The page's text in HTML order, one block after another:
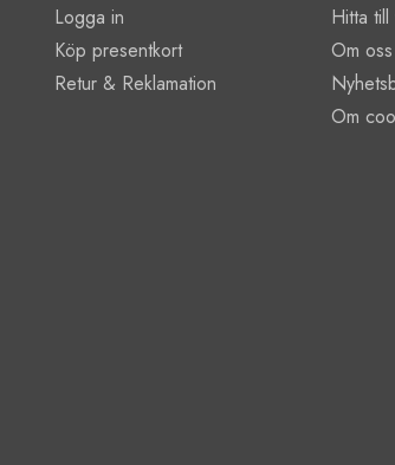
Logga in
Köp presentkort
Retur & Reklamation
Hitta
Om oss
Om